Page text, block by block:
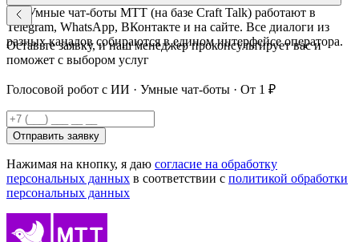
Да. Умные чат-боты МТТ (на базе Craft Talk) работают в
Telegram, WhatsApp, ВКонтакте и на сайте. Все диалоги из
разных каналов собираются в едином интерфейсе оператора.
Оставьте заявку, и наш менеджер проконсультирует вас и
поможет с выбором услуг
Голосовой робот с ИИ · Умные чат-боты · От 1 ₽
Отправить заявку
Нажимая на кнопку, я даю согласие на обработку
персональных данных в соответствии с политикой обработки
персональных данных